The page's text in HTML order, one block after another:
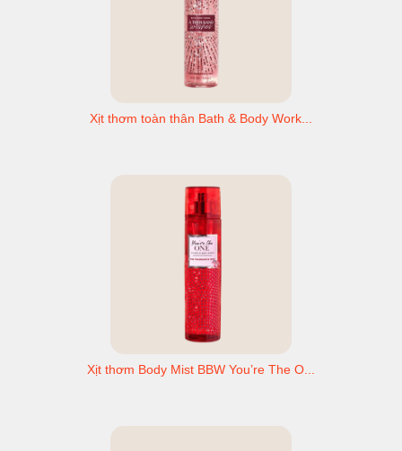
Xịt thơm toàn thân Bath & Body Work...
Xịt thơm Body Mist BBW You’re The O...